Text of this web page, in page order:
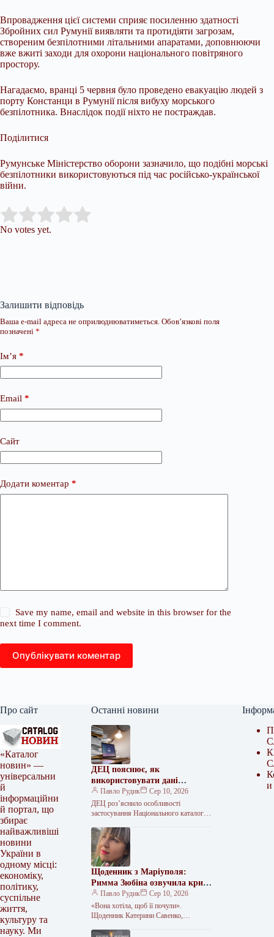
Впровадження цієї системи сприяє посиленню здатності
Збройних сил Румунії виявляти та протидіяти загрозам,
створеним безпілотними літальними апаратами, доповнюючи
вже вжиті заходи для охорони національного повітряного
простору.
Нагадаємо, вранці 5 червня було проведено евакуацію людей з
порту Констанци в Румунії після вибуху морського
безпілотника. Внаслідок події ніхто не постраждав.
Поділитися
Румунське Міністерство оборони зазначило, що подібні морські
безпілотники використовуються під час російсько-української
війни.
Rate this item:
No votes yet.
Залишити відповідь
Ваша e-mail адреса не оприлюднюватиметься. Обов’язкові поля
позначені *
Ім’я *
Email *
Сайт
Додати коментар *
Save my name, email and website in this browser for the
next time I comment.
Опублікувати коментар
Про сайт
«Каталог
новин» —
універсальни
й
інформаційни
й портал, що
збирає
найважливіші
новини
України в
одному місці:
економіку,
політику,
суспільне
життя,
культуру та
науку. Ми
Останні новини
ДЕЦ пояснює, як
використовувати дані
Нацкаталогу після змін у
реєстраційних матеріалах
Павло Рудик
Сер 10, 2026
ДЕЦ роз’яснило особливості
застосування Національного каталогу
«Державний експертний центр МОЗ
України» (ДЕЦ) опублікувало
роз’яснення щодо
Щоденник з Маріуполя:
Римма Зюбіна озвучила крик
душі Катерини Савенко
Павло Рудик
Сер 10, 2026
«Вона хотіла, щоб її почули».
Щоденник Катерини Савенко,
прозвучав голосом актриси Римми
и